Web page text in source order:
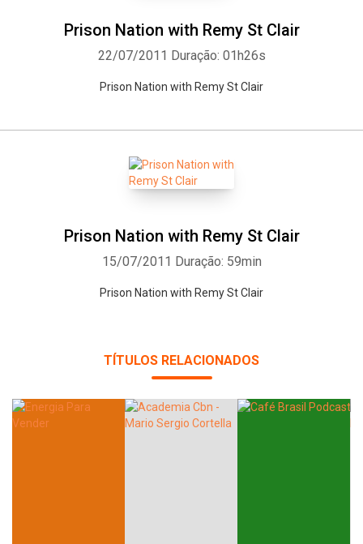
Prison Nation with Remy St Clair
22/07/2011 Duração: 01h26s
Prison Nation with Remy St Clair
Prison Nation with Remy St Clair
15/07/2011 Duração: 59min
Prison Nation with Remy St Clair
TÍTULOS RELACIONADOS
Facebook